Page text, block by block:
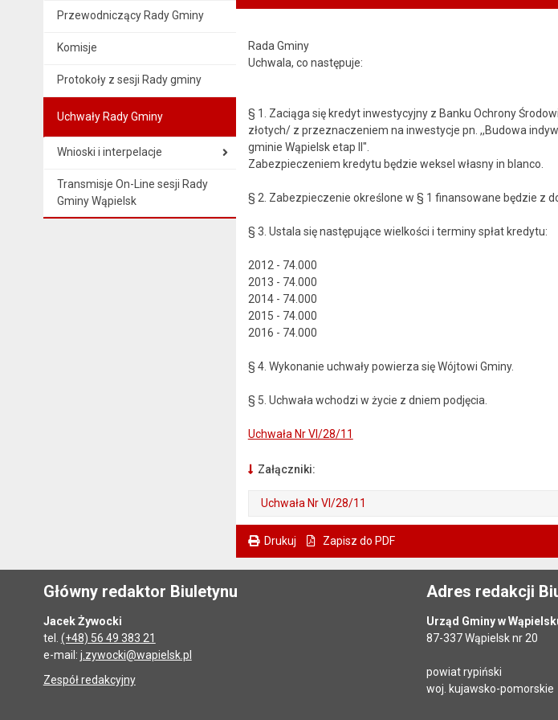
Przewodniczący Rady Gminy
Komisje
Protokoły z sesji Rady gminy
Uchwały Rady Gminy
Wnioski i interpelacje
Transmisje On-Line sesji Rady
Gminy Wąpielsk
Rada Gminy
Uchwala, co następuje:
§ 1. Zaciąga się kredyt inwestycyjny z Banku Ochrony
złotych/ z przeznaczeniem na inwestycje pn. ,,Budowa
gminie Wąpielsk etap II".
Zabezpieczeniem kredytu będzie weksel własny in blanco.
§ 2. Zabezpieczenie określone w § 1 finansowane będzie z
§ 3. Ustala się następujące wielkości i terminy spłat kredytu:
2012 - 74.000
2013 - 74.000
2014 - 74.000
2015 - 74.000
2016 - 74.000
§ 4. Wykonanie uchwały powierza się Wójtowi Gminy.
§ 5. Uchwała wchodzi w życie z dniem podjęcia.
Uchwała Nr VI/28/11
Załączniki:
Uchwała Nr VI/28/11
Drukuj Zapisz do PDF
Główny redaktor Biuletynu
Jacek Żywocki
tel. (+48) 56 49 383 21
e-mail: j.zywocki@wapielsk.pl
Zespół redakcyjny
Adres redakcji
Urząd Gminy w
87-337 Wąpielsk nr 20
powiat rypiński
woj. kujawsko-pomorskie